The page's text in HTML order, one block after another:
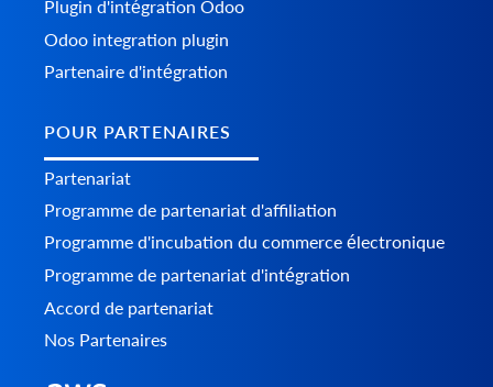
Plugin d'intégration Odoo
Odoo integration plugin
Partenaire d'intégration
POUR PARTENAIRES
Partenariat
Programme de partenariat d'affiliation
Programme d'incubation du commerce électronique
Programme de partenariat d'intégration
Accord de partenariat
Nos Partenaires